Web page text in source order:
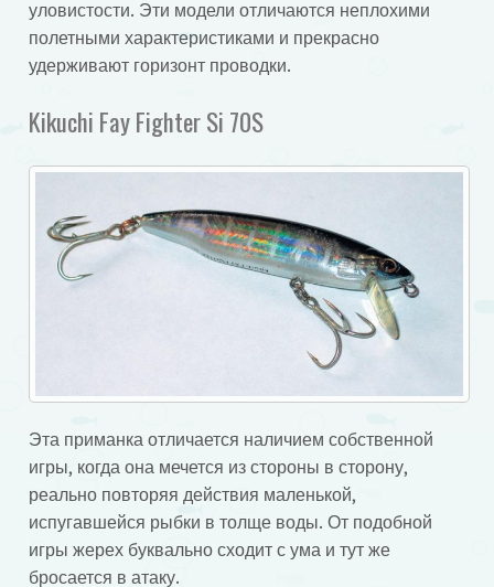
уловистости. Эти модели отличаются неплохими
полетными характеристиками и прекрасно
удерживают горизонт проводки.
Kikuchi Fay Fighter Si 70S
Эта приманка отличается наличием собственной
игры, когда она мечется из стороны в сторону,
реально повторяя действия маленькой,
испугавшейся рыбки в толще воды. От подобной
игры жерех буквально сходит с ума и тут же
бросается в атаку.